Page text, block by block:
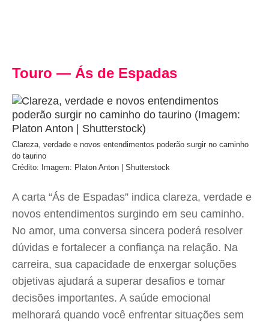
Touro — Ás de Espadas
Clareza, verdade e novos entendimentos poderão surgir no caminho
do taurino
Crédito: Imagem: Platon Anton | Shutterstock
A carta “Ás de Espadas” indica clareza, verdade e
novos entendimentos surgindo em seu caminho.
No amor, uma conversa sincera poderá resolver
dúvidas e fortalecer a confiança na relação. Na
carreira, sua capacidade de enxergar soluções
objetivas ajudará a superar desafios e tomar
decisões importantes. A saúde emocional
melhorará quando você enfrentar situações sem